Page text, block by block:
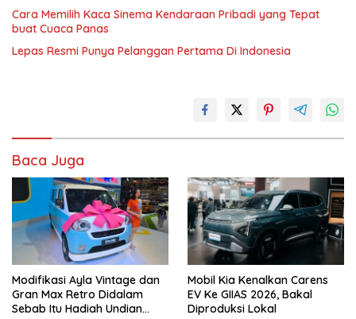
Cara Memilih Kaca Sinema Kendaraan Pribadi yang Tepat
buat Cuaca Panas
Lepas Resmi Punya Pelanggan Pertama Di Indonesia
Baca Juga
Modifikasi Ayla Vintage dan
Gran Max Retro Didalam
Sebab Itu Hadiah Undian
Mobil Kia Kenalkan Carens
EV Ke GIIAS 2026, Bakal
Diproduksi Lokal